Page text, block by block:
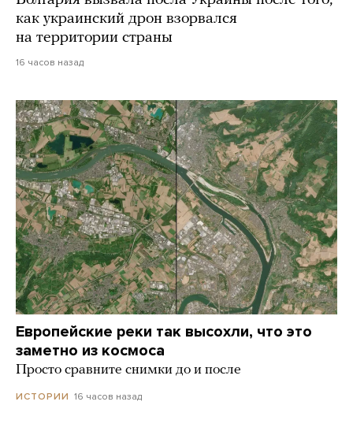
как украинский дрон взорвался
на территории страны
16 часов назад
Европейские реки так высохли, что это
заметно из космоса
Просто сравните снимки до и после
ИСТОРИИ 16 часов назад